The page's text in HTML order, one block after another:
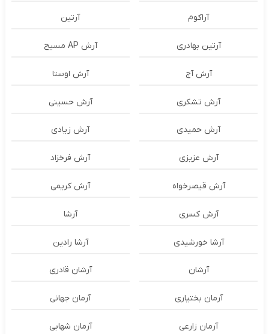
آراکوم آرتین
آرتین بهادری آرش AP مسیح
آرش آج آرش اوستا
آرش تشکری آرش حسینی
آرش حمیدی آرش زیادی
آرش عزیزی آرش فرخزاد
آرش قیصرخواه آرش کریمی
آرش کسری آرشا
آرشا خورشیدی آرشا رادین
آرشان آرشان قادری
آرمان بختیاری آرمان جهانی
آرمان زارعی آرمان شهابی